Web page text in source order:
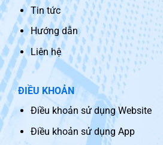
Tin tức
Hướng dẫn
Liên hệ
ĐIỀU KHOẢN
Điều khoản sử dụng Website
Điều khoản sử dụng App